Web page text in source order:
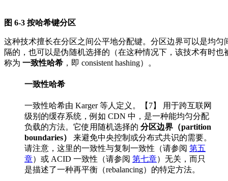
图 6-3 按哈希键分区
这种技术擅长在分区之间公平地分配键。分区边界可以是均匀
隔的，也可以是伪随机选择的（在这种情况下，该技术有时也
称为 一致性哈希 ，即 consistent hashing）。
一致性哈希
一致性哈希由 Karger 等人定义。【7】 用于跨互联网
级别的缓存系统，例如 CDN 中，是一种能均匀分配
负载的方法。它使用随机选择的 分区边界（partition
boundaries）
来避免中央控制或分布式共识的需要。
请注意，这里的一致性与复制一致性（请参阅 第五
章）或 ACID 一致性（请参阅 第七章）无关，而只
是描述了一种再平衡（rebalancing）的特定方法。